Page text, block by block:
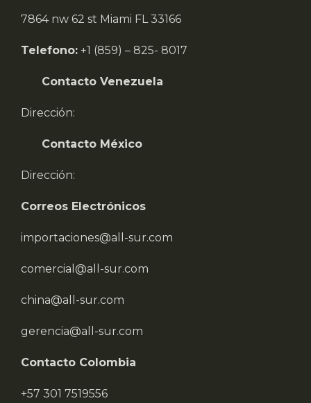
7864 nw 62 st Miami FL 33166
Telefono: +1 (859) – 825- 8017
Contacto Venezuela
Dirección:
Contacto México
Dirección:
Correos Electrónicos
importaciones@all-sur.com
comercial@all-sur.com
china@all-sur.com
gerencia@all-sur.com
Contacto Colombia
+57 301 7519556